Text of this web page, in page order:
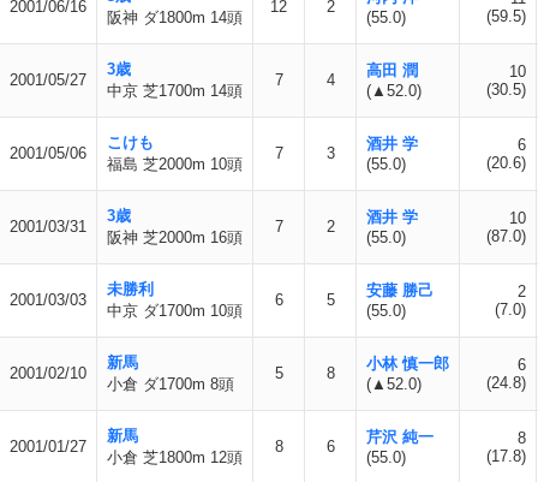
2001/06/16
阪神 ダ1800m 14頭
12 2
(55.0)
(59.5)
2001/05/27
3歳
中京 芝1700m 14頭
7 4
高田 潤
(▲52.0)
10
(30.5)
2001/05/06
こけも
福島 芝2000m 10頭
7 3
酒井 学
(55.0)
6
(20.6)
2001/03/31
3歳
阪神 芝2000m 16頭
7 2
酒井 学
(55.0)
10
(87.0)
2001/03/03
未勝利
中京 ダ1700m 10頭
6 5
安藤 勝己
(55.0)
2
(7.0)
2001/02/10
新馬
小倉 ダ1700m 8頭
5 8
小林 慎一郎
(▲52.0)
6
(24.8)
2001/01/27
新馬
小倉 芝1800m 12頭
8 6
芹沢 純一
(55.0)
8
(17.8)